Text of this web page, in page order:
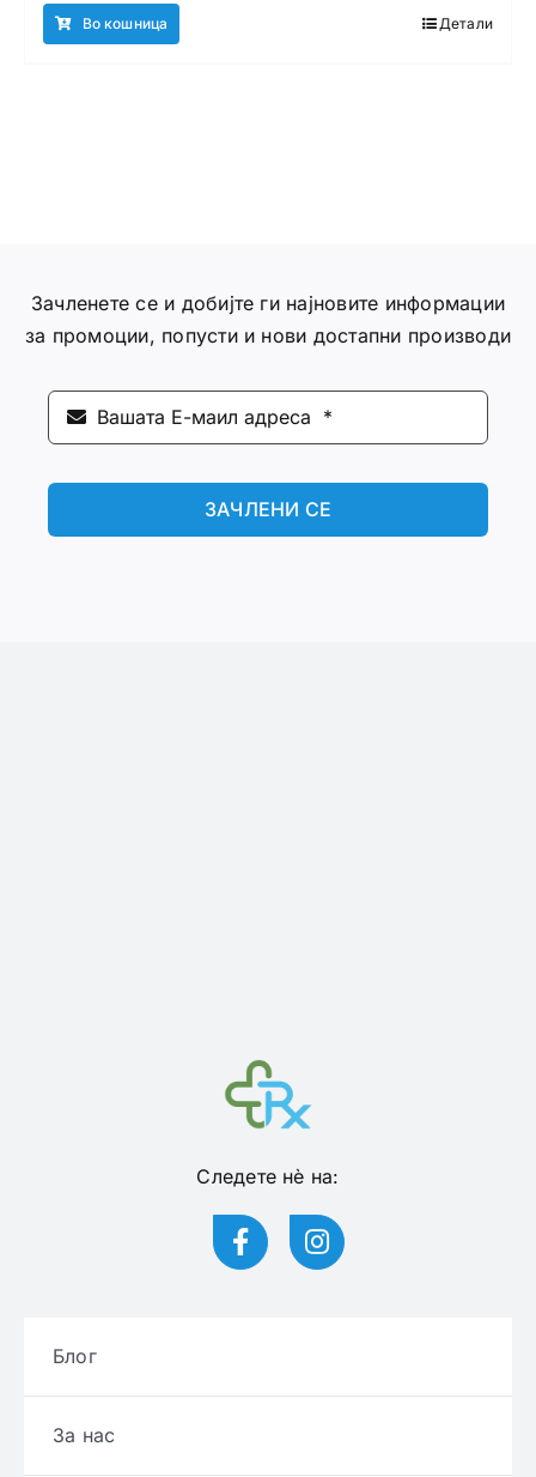
Во кошница Детали
Зачленете се и добијте ги најновите информации
за промоции, попусти и нови достапни производи
ЗАЧЛЕНИ СЕ
Следете нѐ на:
Блог
За нас